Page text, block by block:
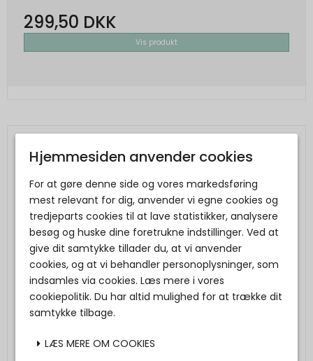
299,50 DKK
Vis produkt
Hjemmesiden anvender cookies
For at gøre denne side og vores markedsføring
mest relevant for dig, anvender vi egne cookies og
tredjeparts cookies til at lave statistikker, analysere
besøg og huske dine foretrukne indstillinger. Ved at
give dit samtykke tillader du, at vi anvender
cookies, og at vi behandler personoplysninger, som
indsamles via cookies. Læs mere i vores
cookiepolitik. Du har altid mulighed for at trække dit
samtykke tilbage.
LÆS MERE OM COOKIES